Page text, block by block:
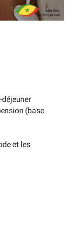
déjeuner
(base
et les